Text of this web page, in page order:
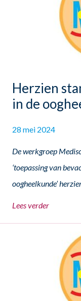
Herzien
in de
28 mei 2024
De werkgroep
‘toepassing van
oogheelkunde’
Lees verder